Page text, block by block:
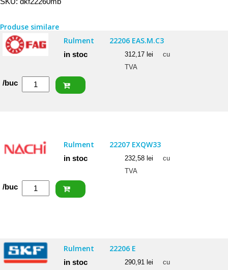
Produse similare
Rulment
22206 EAS.M.C3
in stoc 312,17 lei
cu
TVA
Cantitate
/buc
Rulment 22207 EXQW33
in stoc 232,58 lei
cu
TVA
Cantitate
NACHI
/buc
Rulment 22206 E
in stoc 290,91 lei
cu